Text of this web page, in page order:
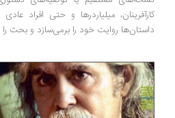
میلیاردرها و حتی افراد عادی را
روایت خود را برمی‌سازد و بحث را به